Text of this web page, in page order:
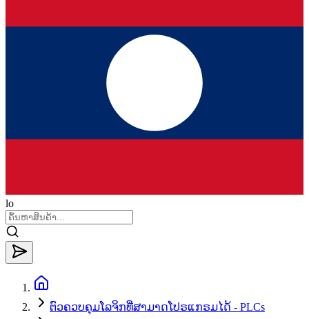
lo
ຕົວຄວບຄຸມໂລຈິກທີ່ສາມາດໂປຣແກຣມໄດ້ - PLCs